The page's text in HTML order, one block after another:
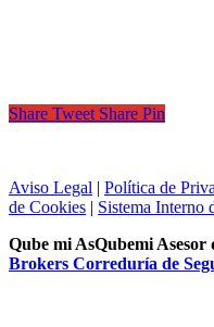
Share Tweet Share Pin
Aviso Legal | Política de
de Cookies | Sistema Interno
Qube mi AsQubemi Asesor
Brokers Correduría de